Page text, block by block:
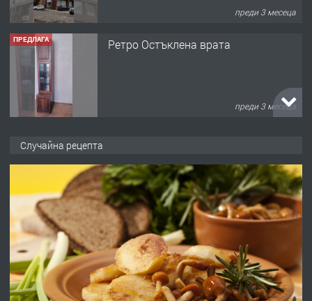
преди 3 месеца
ПРЕДЛАГА Ретро Остъклена врата
преди 3 месеца
преди 10 месеца
ПРЕДЛАГА
Професионална броячна машина -
със сертификат от ЕЦБ
преди 1 година
Случайна рецепта